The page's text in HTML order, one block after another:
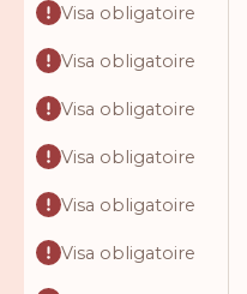
Visa obligatoire
Visa obligatoire
Visa obligatoire
Visa obligatoire
Visa obligatoire
Visa obligatoire